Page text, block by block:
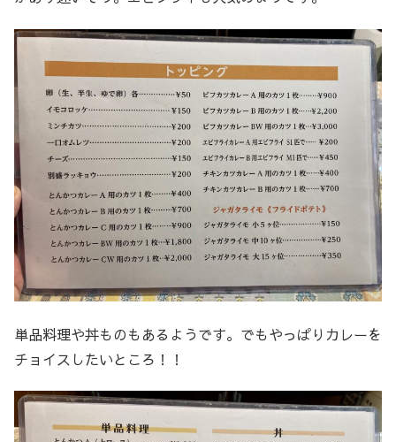
単品料理や丼ものもあるようです。でもやっぱりカレーを
チョイスしたいところ！！